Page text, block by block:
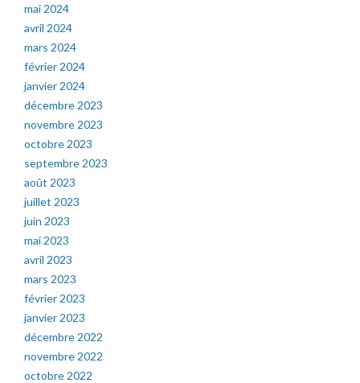
mai 2024
avril 2024
mars 2024
février 2024
janvier 2024
décembre 2023
novembre 2023
octobre 2023
septembre 2023
août 2023
juillet 2023
juin 2023
mai 2023
avril 2023
mars 2023
février 2023
janvier 2023
décembre 2022
novembre 2022
octobre 2022